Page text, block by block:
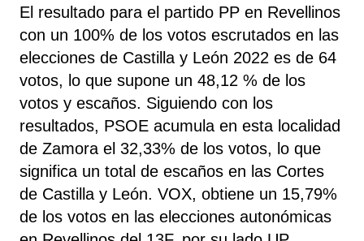
El resultado para el partido PP en Revellinos
con un 100% de los votos escrutados en las
elecciones de Castilla y León 2022 es de 64
votos, lo que supone un 48,12 % de los
votos y escaños. Siguiendo con los
resultados, PSOE acumula en esta localidad
de Zamora el 32,33% de los votos, lo que
significa un total de escaños en las Cortes
de Castilla y León. VOX, obtiene un 15,79%
de los votos en las elecciones autonómicas